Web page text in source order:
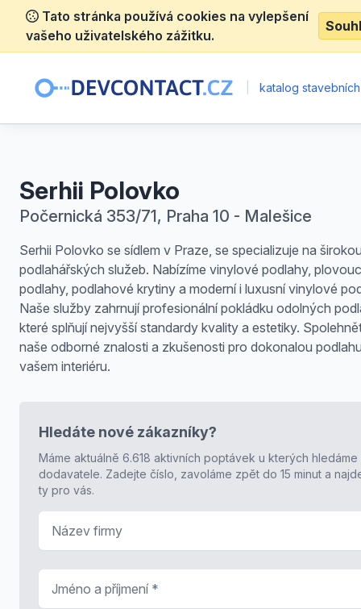
Tato stránka používá cookies na vylepšení
vašeho uživatelského zážitku.
katalog
Serhii Polovko
Počernická 353/71, Praha 10 - Malešice
Serhii Polovko se sídlem v Praze, se specializuje na
podlahářských služeb. Nabízíme vinylové podlahy,
podlahy, podlahové krytiny a moderní i luxusní vinylové
Naše služby zahrnují profesionální pokládku odolných
které splňují nejvyšší standardy kvality a estetiky.
naše odborné znalosti a zkušenosti pro dokonalou
vašem interiéru.
Hledáte nové zákazníky?
Máme aktuálně 6.618 aktivních poptávek u kterých hledáme
dodavatele. Zadejte číslo, zavoláme zpět do 15 minut a
ty pro vás.